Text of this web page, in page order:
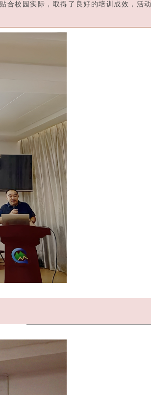
合校园实际，取得了良好的培训成效，活动